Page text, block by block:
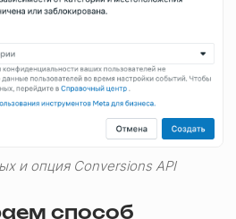
и опция Conversions API
способ